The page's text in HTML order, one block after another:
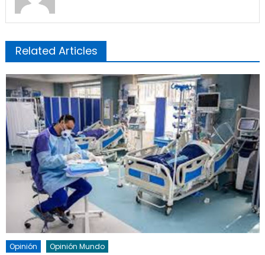
Related Articles
Opinión Opinión Mundo